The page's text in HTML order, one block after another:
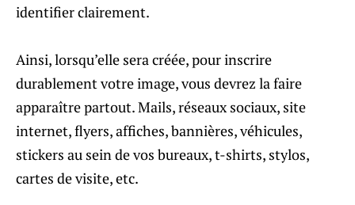
identifier clairement.
Ainsi, lorsqu’elle sera créée, pour inscrire
durablement votre image, vous devrez la faire
apparaître partout. Mails, réseaux sociaux, site
internet, flyers, affiches, bannières, véhicules,
stickers au sein de vos bureaux, t-shirts, stylos,
cartes de visite, etc.